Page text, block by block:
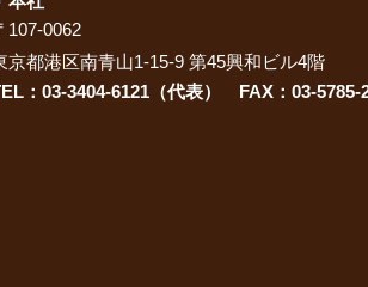
107-0062
京都港区南青山1-15-9 第45興和ビル4階
：03-3404-6121（代表） FAX：03-5785-